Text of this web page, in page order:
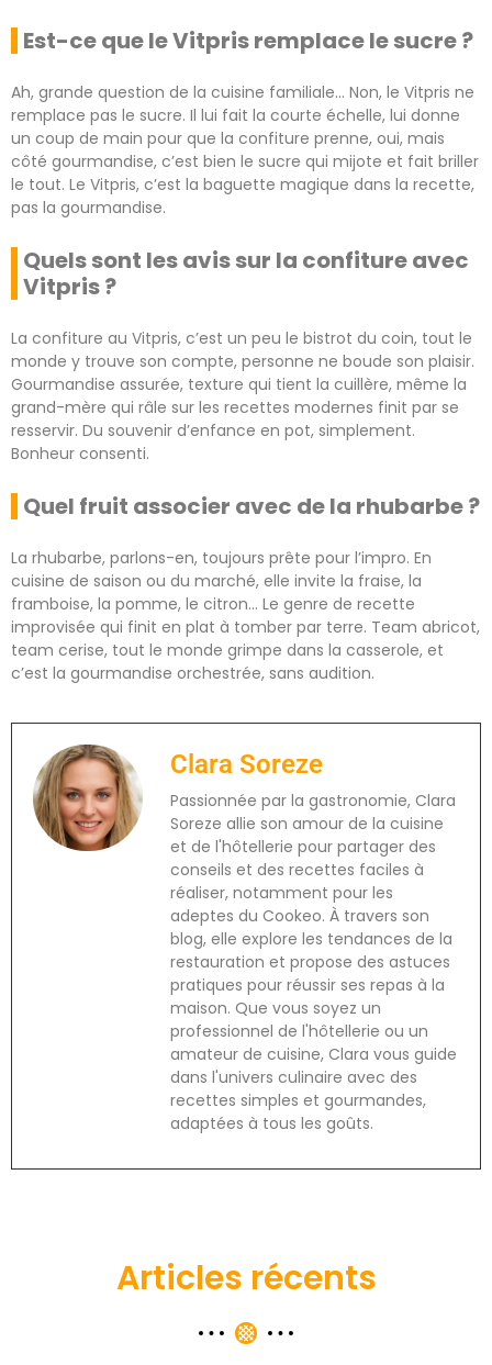
Est-ce que le Vitpris remplace le sucre ?
Ah, grande question de la cuisine familiale… Non, le Vitpris ne
remplace pas le sucre. Il lui fait la courte échelle, lui donne
un coup de main pour que la confiture prenne, oui, mais
côté gourmandise, c’est bien le sucre qui mijote et fait briller
le tout. Le Vitpris, c’est la baguette magique dans la recette,
pas la gourmandise.
Quels sont les avis sur la confiture avec
Vitpris ?
La confiture au Vitpris, c’est un peu le bistrot du coin, tout le
monde y trouve son compte, personne ne boude son plaisir.
Gourmandise assurée, texture qui tient la cuillère, même la
grand-mère qui râle sur les recettes modernes finit par se
resservir. Du souvenir d’enfance en pot, simplement.
Bonheur consenti.
Quel fruit associer avec de la rhubarbe ?
La rhubarbe, parlons-en, toujours prête pour l’impro. En
cuisine de saison ou du marché, elle invite la fraise, la
framboise, la pomme, le citron… Le genre de recette
improvisée qui finit en plat à tomber par terre. Team abricot,
team cerise, tout le monde grimpe dans la casserole, et
c’est la gourmandise orchestrée, sans audition.
Clara Soreze
Passionnée par la gastronomie, Clara
Soreze allie son amour de la cuisine
et de l'hôtellerie pour partager des
conseils et des recettes faciles à
réaliser, notamment pour les
adeptes du Cookeo. À travers son
blog, elle explore les tendances de la
restauration et propose des astuces
pratiques pour réussir ses repas à la
maison. Que vous soyez un
professionnel de l'hôtellerie ou un
amateur de cuisine, Clara vous guide
dans l'univers culinaire avec des
recettes simples et gourmandes,
adaptées à tous les goûts.
Articles récents